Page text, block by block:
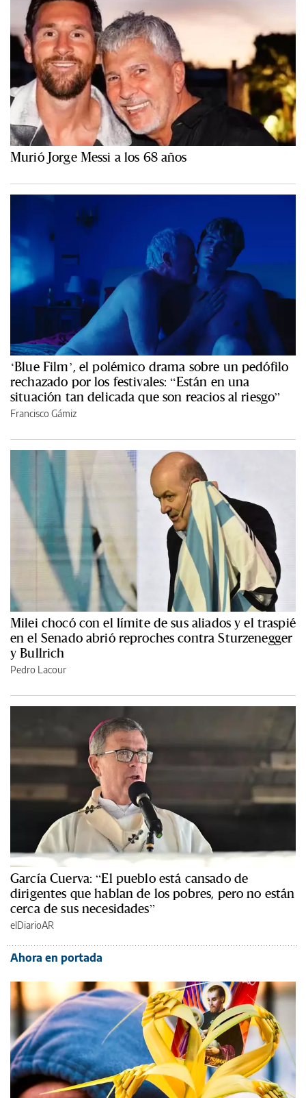
Murió Jorge Messi a los 68 años
‘Blue Film’, el polémico drama sobre un pedófilo
rechazado por los festivales: “Están en una
situación tan delicada que son reacios al riesgo”
Francisco Gámiz
Milei chocó con el límite de sus aliados y el traspié
en el Senado abrió reproches contra Sturzenegger
y Bullrich
Pedro Lacour
García Cuerva: “El pueblo está cansado de
dirigentes que hablan de los pobres, pero no están
cerca de sus necesidades”
elDiarioAR
Ahora en portada